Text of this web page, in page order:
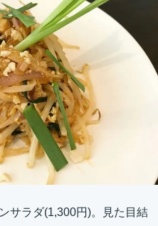
サラダ(1,300円)。見た目結